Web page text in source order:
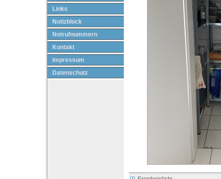
Links
Notizblock
Notrufnummern
Kontakt
Impressum
Datenschutz